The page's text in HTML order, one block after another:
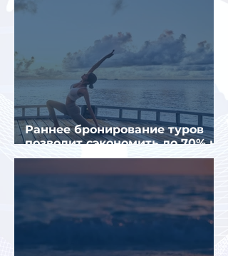
Раннее бронирование туров
позволит сэкономить до 70% на
летнем отдыхе — АТОР